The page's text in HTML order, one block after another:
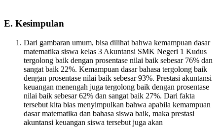
E. Kesimpulan
Dari gambaran umum, bisa dilihat bahwa kemampuan dasar
matematika siswa kelas 3 Akuntansi SMK Negeri 1 Kudus
tergolong baik dengan prosentase nilai baik sebesar 76% dan
sangat baik 22%. Kemampuan dasar bahasa tergolong baik
dengan prosentase nilai baik sebesar 93%. Prestasi akuntansi
keuangan menengah juga tergolong baik dengan prosentase
nilai baik sebesar 62% dan sangat baik 27%. Dari fakta
tersebut kita bias menyimpulkan bahwa apabila kemampuan
dasar matematika dan bahasa siswa baik, maka prestasi
akuntansi keuangan siswa tersebut juga akan